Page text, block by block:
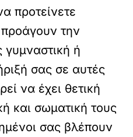
προτείνετε
την
ή
σας σε αυτές
να έχει θετική
και σωματική τους
σας βλέπουν